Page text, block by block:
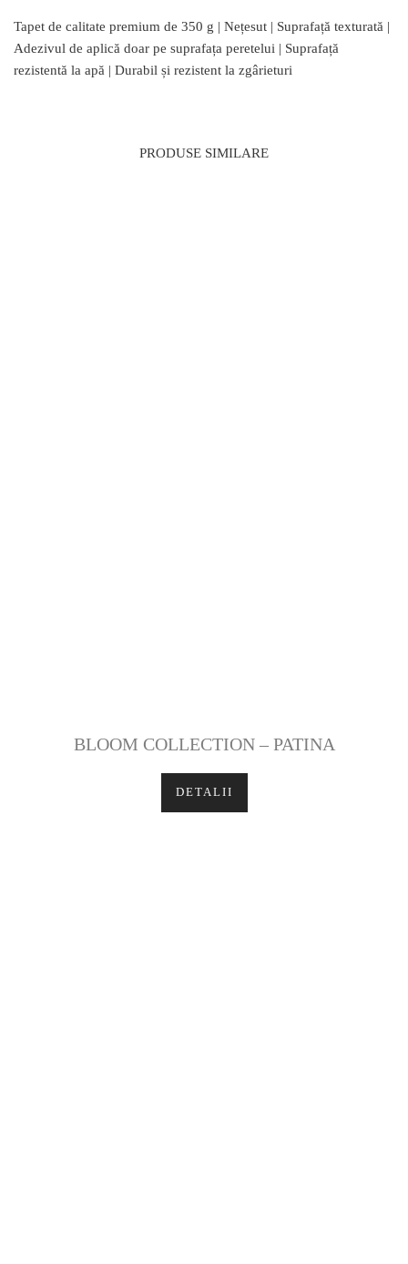
Tapet de calitate premium de 350 g | Nețesut | Suprafață texturată |
Adezivul de aplică doar pe suprafața peretelui | Suprafață
rezistentă la apă | Durabil și rezistent la zgârieturi
PRODUSE SIMILARE
BLOOM COLLECTION – PATINA
DETALII